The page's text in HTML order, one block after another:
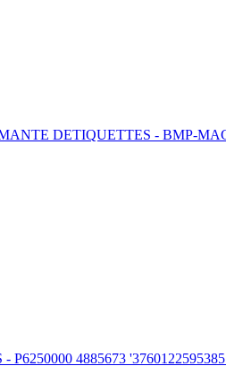
DETIQUETTES - BMP-
4885673